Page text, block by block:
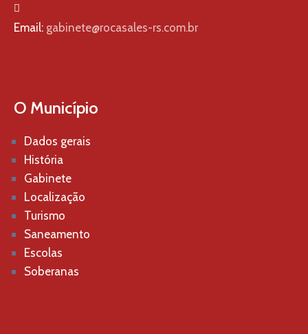
Email: gabinete@rocasales-rs.com.br
O Município
Dados gerais
História
Gabinete
Localização
Turismo
Saneamento
Escolas
Soberanas